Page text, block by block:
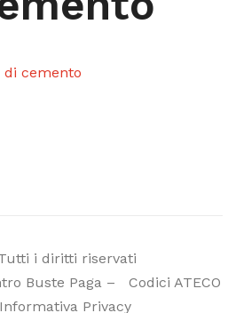
di cemento
i diritti riservati
Buste Paga– Codici ATECO
Informativa Privacy